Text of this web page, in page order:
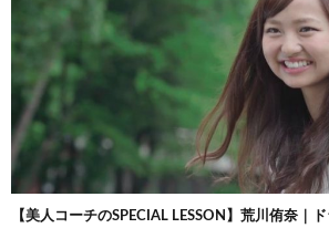
【美人コーチのSPECIAL LESSON】荒川侑奈｜